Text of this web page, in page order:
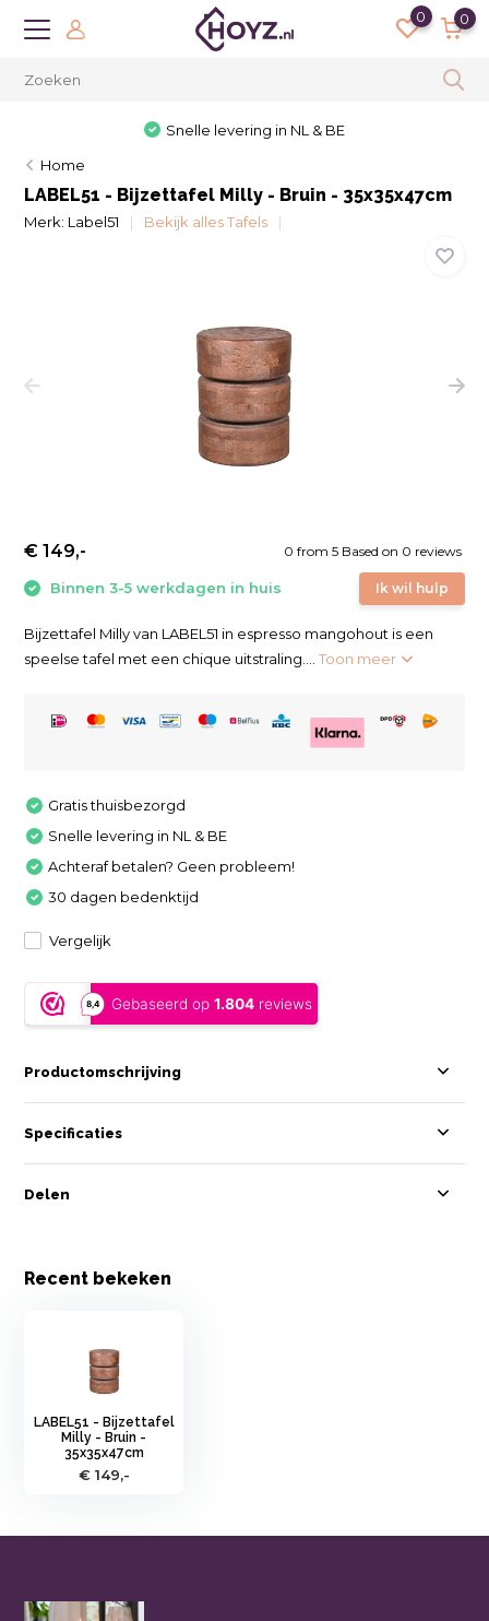
0 0
Snelle levering in NL & BE
Home
LABEL51 - Bijzettafel Milly - Bruin - 35x35x47cm
Merk: Label51 Bekijk alles Tafels
0 from 5 Based on 0 reviews
Ik wil hulp
€ 149,-
Binnen 3-5 werkdagen in huis
Bijzettafel Milly van LABEL51 in espresso mangohout is een
speelse tafel met een chique uitstraling....Toon meer
Gratis thuisbezorgd
Snelle levering in NL & BE
Achteraf betalen? Geen probleem!
30 dagen bedenktijd
Vergelijk
Productomschrijving
Specificaties
Delen
Recent bekeken
LABEL51 - Bijzettafel
Milly - Bruin -
35x35x47cm
€ 149,-